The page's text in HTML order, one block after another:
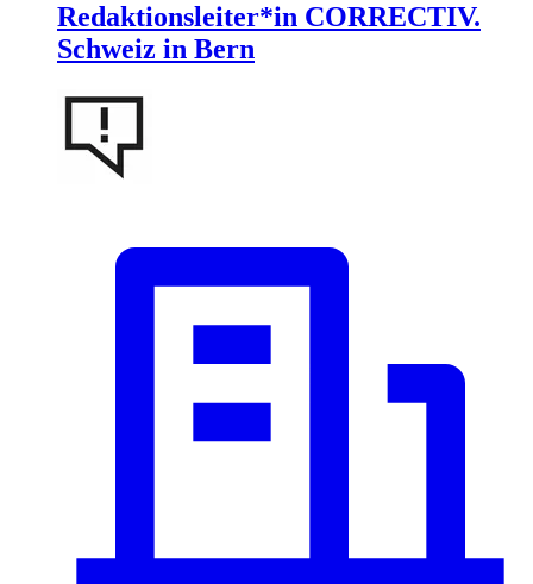
Redaktionsleiter*in CORRECTIV.
Schweiz in Bern